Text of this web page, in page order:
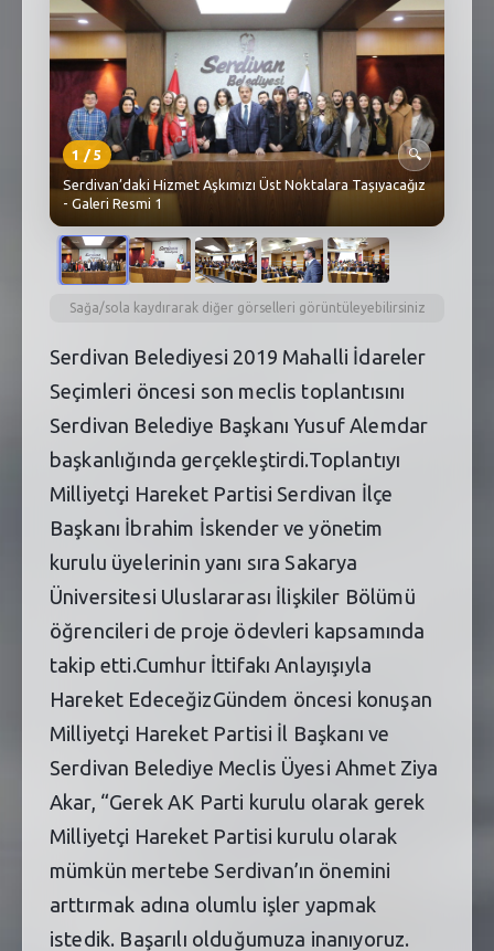
1 /5
🔍
Serdivan’daki Hizmet Aşkımızı Üst Noktalara Taşıyacağız
- Galeri Resmi 1
Sağa/sola kaydırarak diğer görselleri görüntüleyebilirsiniz
Serdivan Belediyesi 2019 Mahalli İdareler
Seçimleri öncesi son meclis toplantısını
Serdivan Belediye Başkanı Yusuf Alemdar
başkanlığında gerçekleştirdi.Toplantıyı
Milliyetçi Hareket Partisi Serdivan İlçe
Başkanı İbrahim İskender ve yönetim
kurulu üyelerinin yanı sıra Sakarya
Üniversitesi Uluslararası İlişkiler Bölümü
öğrencileri de proje ödevleri kapsamında
takip etti.Cumhur İttifakı Anlayışıyla
Hareket EdeceğizGündem öncesi konuşan
Milliyetçi Hareket Partisi İl Başkanı ve
Serdivan Belediye Meclis Üyesi Ahmet Ziya
Akar, “Gerek AK Parti kurulu olarak gerek
Milliyetçi Hareket Partisi kurulu olarak
mümkün mertebe Serdivan’ın önemini
arttırmak adına olumlu işler yapmak
istedik. Başarılı olduğumuza inanıyoruz.
SEBİK
E NÖBETÇI ECZANELER
SABSIS - AFET
TRAFIKPARK
PARKLAR
PAZAR YERLERI
ATIK YÖNETIM
PLANETARYUM